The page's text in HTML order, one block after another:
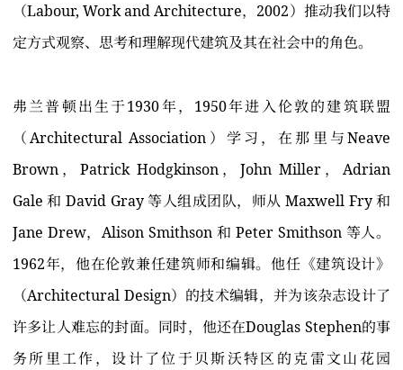
（Labour, Work and Architecture，2002）推动我们以特
定方式观察、思考和理解现代建筑及其在社会中的角色。
弗兰普顿出生于1930年，1950年进入伦敦的建筑联盟
（Architectural Association）学习，在那里与Neave
Brown，Patrick Hodgkinson，John Miller，Adrian
Gale 和 David Gray 等人组成团队，师从 Maxwell Fry 和
Jane Drew，Alison Smithson 和 Peter Smithson 等人。
1962年，他在伦敦兼任建筑师和编辑。他任《建筑设计》
（Architectural Design）的技术编辑，并为该杂志设计了
许多让人难忘的封面。同时，他还在Douglas Stephen的事
务所里工作，设计了位于贝斯沃特区的克雷文山花园